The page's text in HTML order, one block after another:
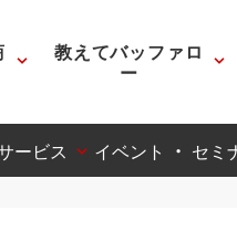
教えてバッファロ
ー
ービス イベント ・ セミ